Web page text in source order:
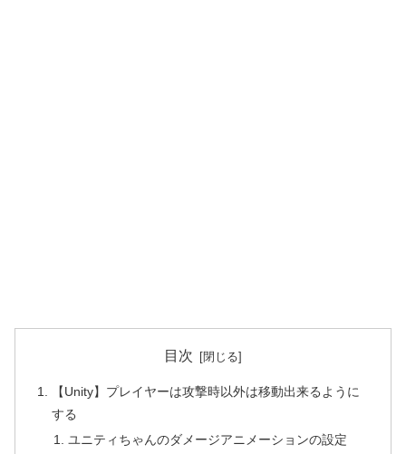
目次
【Unity】プレイヤーは攻撃時以外は移動出来るように
する
ユニティちゃんのダメージアニメーションの設定